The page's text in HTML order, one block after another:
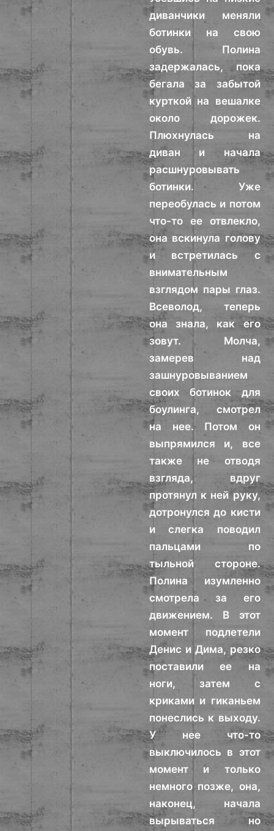
диванчики меняли
ботинки на свою
обувь. Полина
задержалась, пока
бегала за забытой
курткой на вешалке
около дорожек.
Плюхнулась на
диван и начала
расшнуровывать
ботинки. Уже
переобулась и потом
что-то ее отвлекло,
она вскинула голову
и встретилась с
внимательным
взглядом пары глаз.
Всеволод, теперь
она знала, как его
зовут. Молча,
замерев над
зашнуровыванием
своих ботинок для
боулинга, смотрел
на нее. Потом он
выпрямился и, все
также не отводя
взгляда, вдруг
протянул к ней руку,
дотронулся до кисти
и слегка поводил
пальцами по
тыльной стороне.
Полина изумленно
смотрела за его
движением. В этот
момент подлетели
Денис и Дима, резко
поставили ее на
ноги, затем с
криками и гиканьем
понеслись к выходу.
У нее что-то
выключилось в этот
момент и только
немного позже, она,
наконец, начала
вырываться но